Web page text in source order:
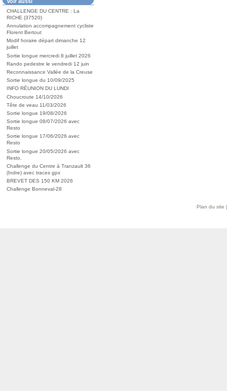
CHALLENGE DU CENTRE : La
RICHE (37520)
Annulation accompagnement cycliste
Florent Bertout
Modif horaire départ dimanche 12
juillet
Sortie longue mercredi 8 juillet 2026
Rando pedestre le vendredi 12 juin
Reconnaissance Vallée de la Creuse
Sortie longue du 10/09/2025
INFO RÉUNION DU LUNDI
Choucroute 14/10/2026
Tête de veau 11/03/2026
Sortie longue 19/08/2026
Sortie longue 08/07/2026 avec
Resto
Sortie longue 17/06/2026 avec
Resto
Sortie longue 20/05/2026 avec
Resto.
Challenge du Centre à Tranzault 36
(Indre) avec traces gpx
BREVET DES 150 KM 2026
Challenge Bonneval-28
Plan du site